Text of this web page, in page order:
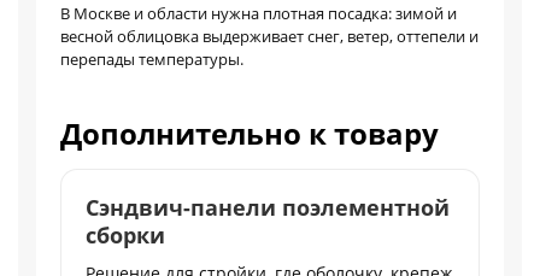
В Москве и области нужна плотная посадка: зимой и
весной облицовка выдерживает снег, ветер, оттепели и
перепады температуры.
Дополнительно к товару
Сэндвич-панели поэлементной
сборки